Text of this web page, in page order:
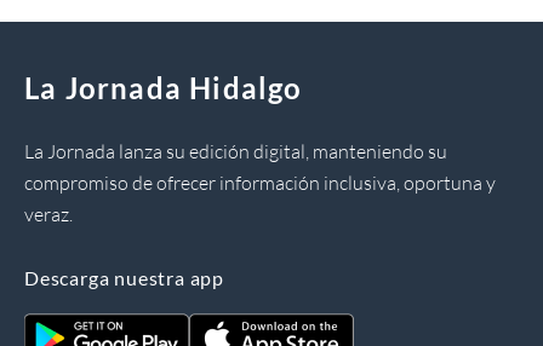
La Jornada Hidalgo
La Jornada lanza su edición digital, manteniendo su
compromiso de ofrecer información inclusiva, oportuna y
veraz.
Descarga nuestra app